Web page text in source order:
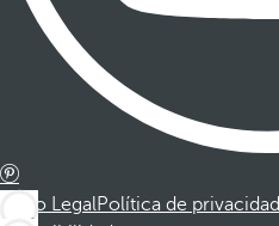
Aviso LegalPolítica de privacidad